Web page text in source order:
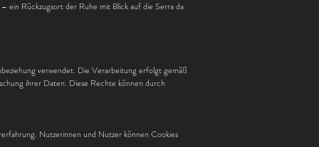
ein Rückzugsort der Ruhe mit Blick auf die Serra da
verwendet. Die Verarbeitung erfolgt gemäß
ihrer Daten. Diese Rechte können durch
Nutzerinnen und Nutzer können Cookies